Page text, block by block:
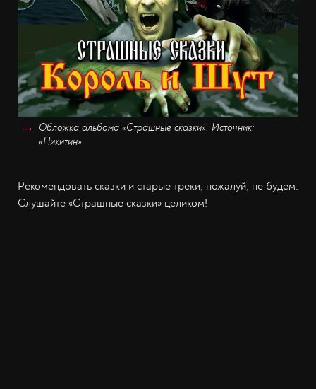
Обложка альбома «Страшные сказки». Источник:
«Никитин»
Рекомендовать сказки и старые треки, пожалуй, не будем.
Слушайте «Страшные сказки» целиком!